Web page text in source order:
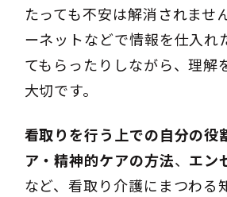
たっても不安は解消されませ
ーネットなどで情報を仕入れ
てもらったりしながら、理解
大切です。
看取りを行う上での自分の役
ア・精神的ケアの方法、 エン
など、看取り介護にまつわる